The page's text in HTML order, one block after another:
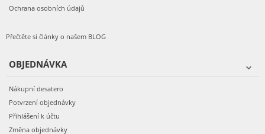
Ochrana osobních údajů
Přečtěte si články o našem BLOG
OBJEDNÁVKA
Nákupní desatero
Potvrzení objednávky
Přihlášení k účtu
Změna objednávky